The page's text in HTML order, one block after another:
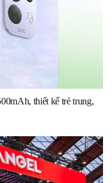
thiết kế trẻ trung,